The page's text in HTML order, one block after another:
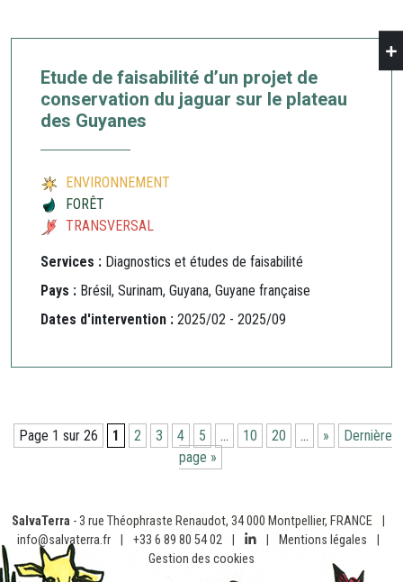
Etude de faisabilité d’un projet de
conservation du jaguar sur le plateau
des Guyanes
ENVIRONNEMENT
FORÊT
TRANSVERSAL
Services : Diagnostics et études de faisabilité
Pays : Brésil, Surinam, Guyana, Guyane française
Dates d'intervention : 2025/02 - 2025/09
Page 1 sur 26 1 2 3 4 5 … 10 20 … »
Dernière
page »
SalvaTerra - 3 rue Théophraste Renaudot, 34 000 Montpellier, FRANCE
info@salvaterra.fr
+33 6 89 80 54 02 Mentions légales
Gestion des cookies